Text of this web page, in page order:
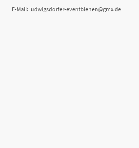
E-Mail: ludwigsdorfer-eventbienen@gmx.de